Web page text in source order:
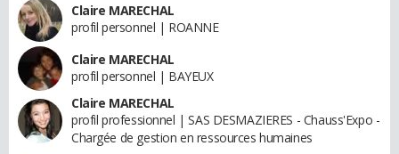
Claire MARECHAL
profil personnel | ROANNE
Claire MARECHAL
profil personnel | BAYEUX
Claire MARECHAL
profil professionnel | SAS DESMAZIERES - Chauss'Expo -
Chargée de gestion en ressources humaines